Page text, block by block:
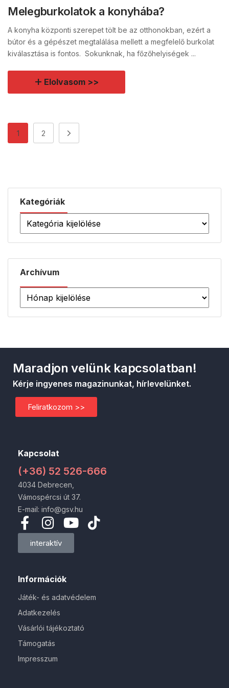
Kategóriák
Archívum
Melegburkolatok a konyhába?
A konyha központi szerepet tölt be az otthonokban, ezért a
bútor és a gépészet megtalálása mellett a megfelelő burkolat
kiválasztása is fontos. Sokunknak, ha főzőhelyiségek ...
Elolvasom >>
1 2
Információk
Játék- és adatvédelem
Adatkezelés
Vásárlói tájékoztató
Támogatás
Impresszum
Kapcsolat
(+36) 52 526-666
4034 Debrecen,
Vámospércsi út 37.
E-mail: info@gsv.hu
interaktív
Maradjon velünk kapcsolatban!
Kérje ingyenes magazinunkat, hírlevelünket.
Feliratkozom >>